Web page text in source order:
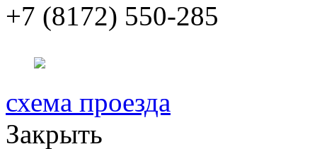
+7 (8172) 550-285
схема проезда
Закрыть